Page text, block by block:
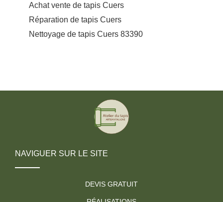
Achat vente de tapis Cuers
Réparation de tapis Cuers
Nettoyage de tapis Cuers 83390
NAVIGUER SUR LE SITE
DEVIS GRATUIT